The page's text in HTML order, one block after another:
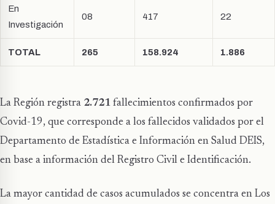
En
Investigación
08 417 22
TOTAL 265 158.924 1.886
La Región registra 2.721 fallecimientos confirmados por
Covid-19, que corresponde a los fallecidos validados por el
Departamento de Estadística e Información en Salud DEIS,
en base a información del Registro Civil e Identificación.
La mayor cantidad de casos acumulados se concentra en Los